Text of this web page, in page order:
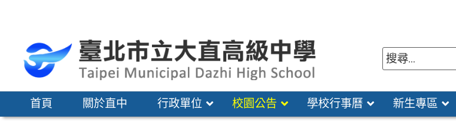
區
首頁 關於直中 行政單位 校園公告 學校行事曆 新生專區